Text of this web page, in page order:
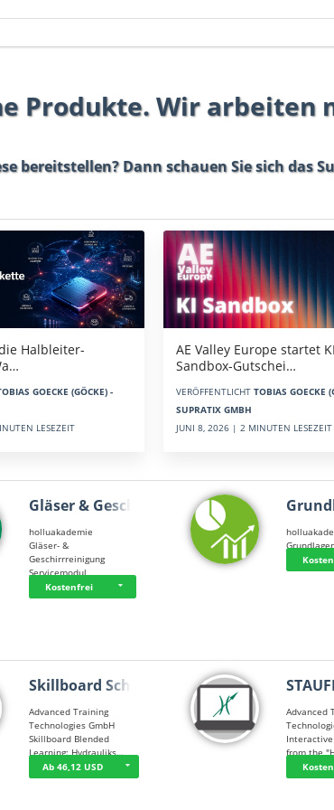
Produkte. Wir arbeiten
bereitstellen? Dann schauen Sie sich das
Halbleiter-
GOECKE (GÖCKE) -
LESEZEIT
AE Valley Europe startet
Sandbox-Gutschei…
VERÖFFENTLICHT TOBIAS GOECKE
SUPRATIX GMBH
JUNI 8, 2026 | 2 MINUTEN LESEZEIT
Gläser & Geschi…
holluakademie
Gläser- &
Geschirrreinigung
Servicemodul
Kostenfrei
Skillboard Schl…
Advanced Training
Technologies GmbH
Skillboard Blended
Learning: Hydrauliks…
Ab 46,12 USD
Advanced
from the